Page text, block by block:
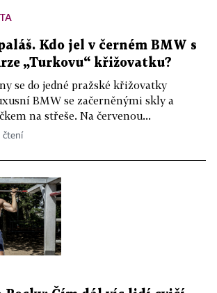
Kdo jel v černém BMW s
„Turkovu“ křižovatku?
se do jedné pražské křižovatky
BMW se začerněnými skly a
na střeše. Na červenou...
čtení